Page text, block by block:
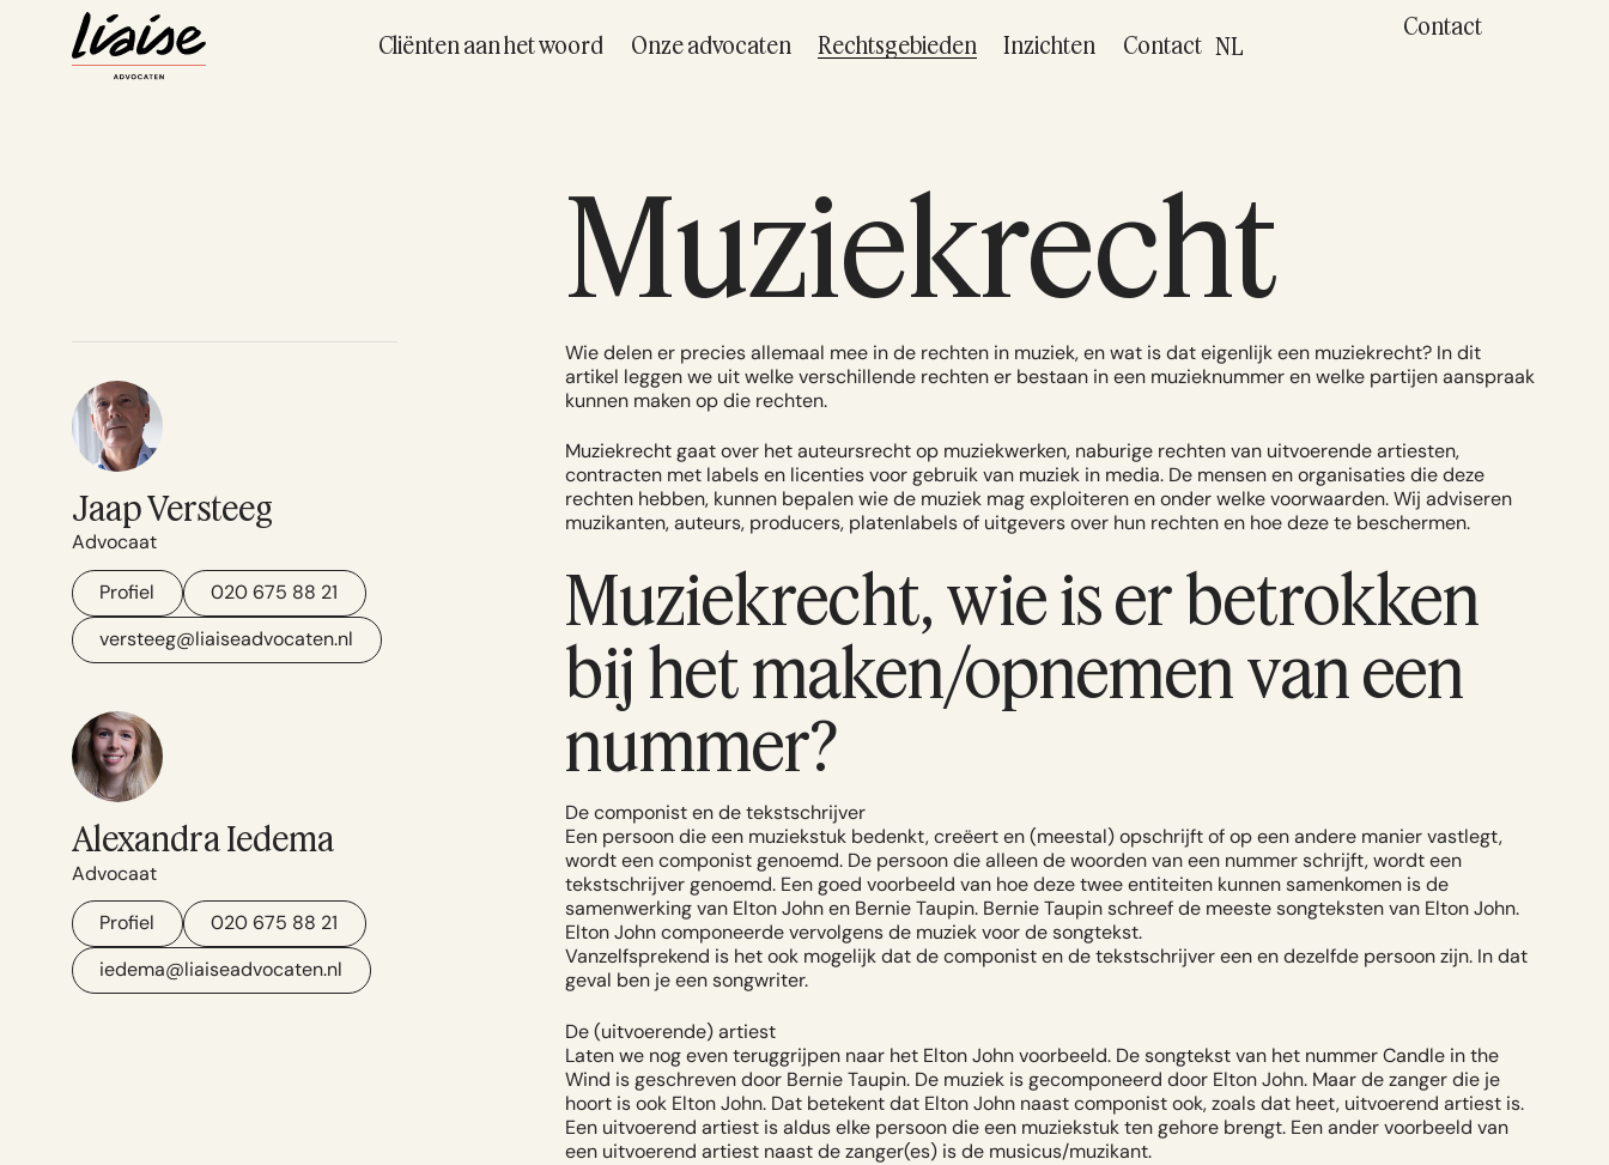
Cliënten aan het woord Onze advocaten Rechtsgebieden Inzichten Contact NL
Contact
Muziekrecht
Jaap Versteeg
Advocaat
Profiel
020 675 88 21
versteeg@liaiseadvocaten.nl
Alexandra Iedema
Advocaat
Profiel
020 675 88 21
iedema@liaiseadvocaten.nl
Wie delen er precies allemaal mee in de rechten in muziek, en wat is dat eigenlijk een muziekrecht? In dit
artikel leggen we uit welke verschillende rechten er bestaan in een muzieknummer en welke partijen aanspraak
kunnen maken op die rechten.
Muziekrecht gaat over het auteursrecht op muziekwerken, naburige rechten van uitvoerende artiesten,
contracten met labels en licenties voor gebruik van muziek in media. De mensen en organisaties die deze
rechten hebben, kunnen bepalen wie de muziek mag exploiteren en onder welke voorwaarden. Wij adviseren
muzikanten, auteurs, producers, platenlabels of uitgevers over hun rechten en hoe deze te beschermen.
Muziekrecht, wie is er betrokken
bij het maken/opnemen van een
nummer?
De componist en de tekstschrijver
Een persoon die een muziekstuk bedenkt, creëert en (meestal) opschrijft of op een andere manier vastlegt,
wordt een componist genoemd. De persoon die alleen de woorden van een nummer schrijft, wordt een
tekstschrijver genoemd. Een goed voorbeeld van hoe deze twee entiteiten kunnen samenkomen is de
samenwerking van Elton John en Bernie Taupin. Bernie Taupin schreef de meeste songteksten van Elton John.
Elton John componeerde vervolgens de muziek voor de songtekst.
Vanzelfsprekend is het ook mogelijk dat de componist en de tekstschrijver een en dezelfde persoon zijn. In dat
geval ben je een songwriter.
De (uitvoerende) artiest
Laten we nog even teruggrijpen naar het Elton John voorbeeld. De songtekst van het nummer Candle in the
Wind is geschreven door Bernie Taupin. De muziek is gecomponeerd door Elton John. Maar de zanger die je
hoort is ook Elton John. Dat betekent dat Elton John naast componist ook, zoals dat heet, uitvoerend artiest is.
Een uitvoerend artiest is aldus elke persoon die een muziekstuk ten gehore brengt. Een ander voorbeeld van
een uitvoerend artiest naast de zanger(es) is de musicus/muzikant.